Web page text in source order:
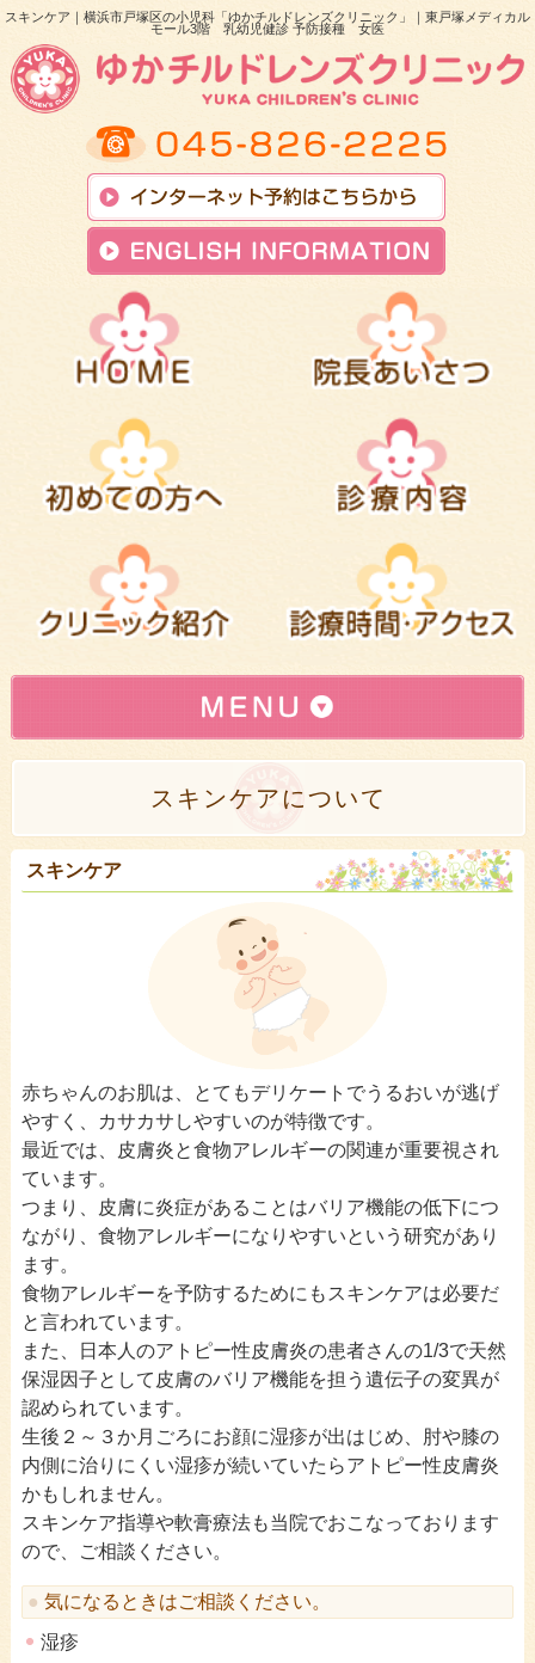
スキンケア｜横浜市戸塚区の小児科「ゆかチルドレンズクリニック」｜東戸塚メディカル
モール3階 乳幼児健診 予防接種 女医
インターネット予約はこちら »
初めて登録されるかたへ(登録方法)
小児科
アレルギー相談
夜尿症相談
発達相談
思春期相談
ENGLISH INFORMATION
スキンケアについて
スキンケア
赤ちゃんのお肌は、とてもデリケートでうるおいが逃げ
やすく、カサカサしやすいのが特徴です。
最近では、皮膚炎と食物アレルギーの関連が重要視され
ています。
つまり、皮膚に炎症があることはバリア機能の低下につ
ながり、食物アレルギーになりやすいという研究があり
ます。
食物アレルギーを予防するためにもスキンケアは必要だ
と言われています。
また、日本人のアトピー性皮膚炎の患者さんの1/3で天然
保湿因子として皮膚のバリア機能を担う遺伝子の変異が
認められています。
生後２～３か月ごろにお顔に湿疹が出はじめ、肘や膝の
内側に治りにくい湿疹が続いていたらアトピー性皮膚炎
かもしれません。
スキンケア指導や軟膏療法も当院でおこなっております
ので、ご相談ください。
気になるときはご相談ください。
湿疹